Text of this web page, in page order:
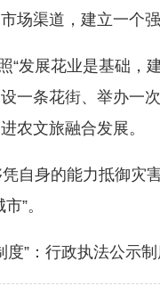
场渠道，建立一个
发展花业是基础，
一条花街、举办一
农文旅融合发展。
身的能力抵御灾害
”。
”：行政执法公示制